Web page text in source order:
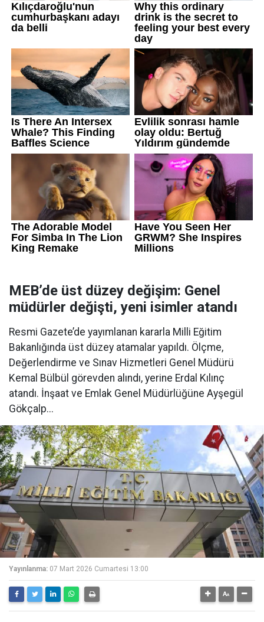
MEB’de üst düzey değişim: Genel
müdürler değişti, yeni isimler atandı
Resmi Gazete’de yayımlanan kararla Milli Eğitim
Bakanlığında üst düzey atamalar yapıldı. Ölçme,
Değerlendirme ve Sınav Hizmetleri Genel Müdürü
Kemal Bülbül görevden alındı, yerine Erdal Kılınç
atandı. İnşaat ve Emlak Genel Müdürlüğüne Ayşegül
Gökçalp...
Yayınlanma: 07 Mart 2026 Cumartesi 13:00